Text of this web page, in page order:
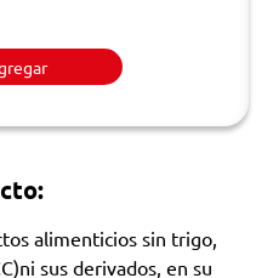
alimenticios sin trigo,
sus derivados, en su